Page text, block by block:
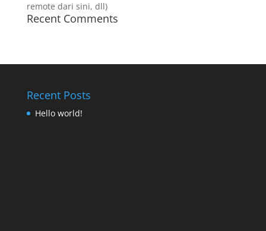
remote dari sini, dll)
Recent Comments
Recent Posts
Hello world!